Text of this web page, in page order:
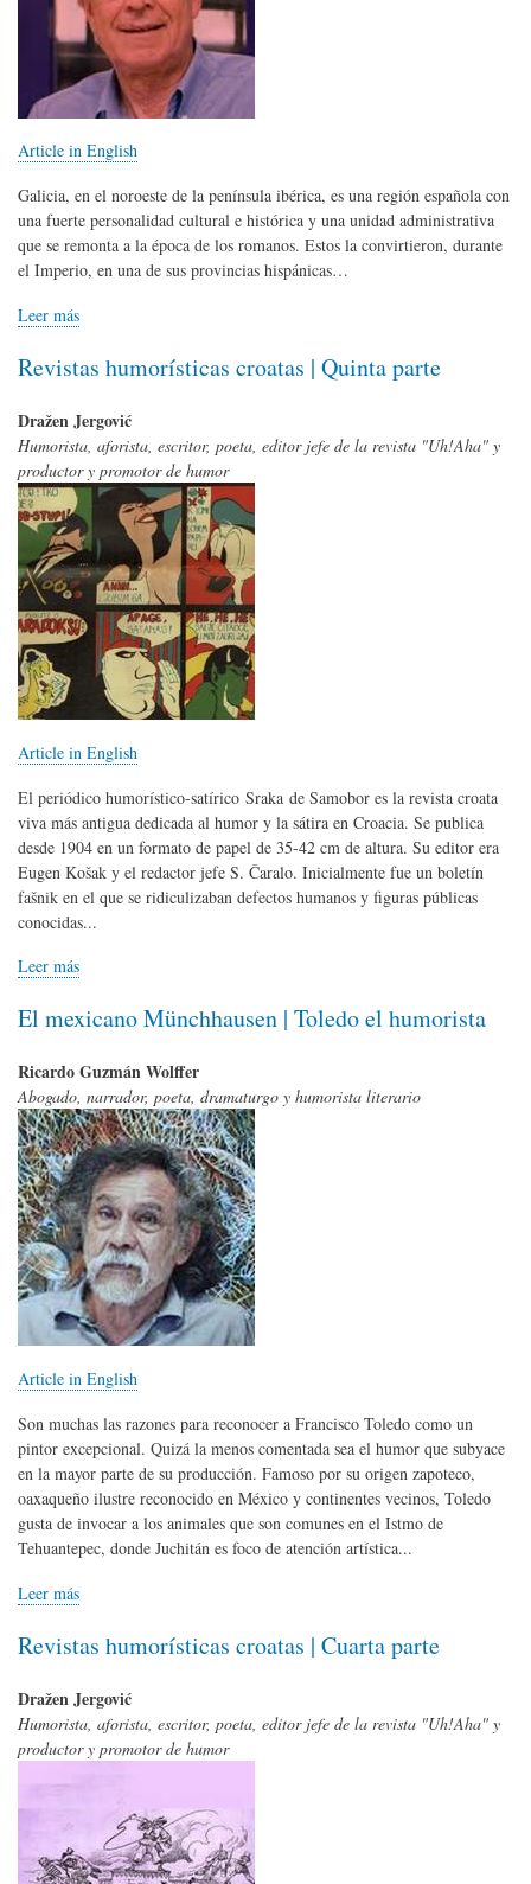
Article in English
Galicia, en el noroeste de la península ibérica, es una región española con
una fuerte personalidad cultural e histórica y una unidad administrativa
que se remonta a la época de los romanos. Estos la convirtieron, durante
el Imperio, en una de sus provincias hispánicas…
Leer más
Revistas humorísticas croatas | Quinta parte
Dražen Jergović
Humorista, aforista, escritor, poeta, editor jefe de la revista "Uh!Aha" y
productor y promotor de humor
Article in English
El periódico humorístico-satírico Sraka de Samobor es la revista croata
viva más antigua dedicada al humor y la sátira en Croacia. Se publica
desde 1904 en un formato de papel de 35-42 cm de altura. Su editor era
Eugen Košak y el redactor jefe S. Čaralo. Inicialmente fue un boletín
fašnik en el que se ridiculizaban defectos humanos y figuras públicas
conocidas...
Leer más
El mexicano Münchhausen | Toledo el humorista
Ricardo Guzmán Wolffer
Abogado, narrador, poeta, dramaturgo y humorista literario
Article in English
Son muchas las razones para reconocer a Francisco Toledo como un
pintor excepcional. Quizá la menos comentada sea el humor que subyace
en la mayor parte de su producción. Famoso por su origen zapoteco,
oaxaqueño ilustre reconocido en México y continentes vecinos, Toledo
gusta de invocar a los animales que son comunes en el Istmo de
Tehuantepec, donde Juchitán es foco de atención artística...
Leer más
Revistas humorísticas croatas | Cuarta parte
Dražen Jergović
Humorista, aforista, escritor, poeta, editor jefe de la revista "Uh!Aha" y
productor y promotor de humor